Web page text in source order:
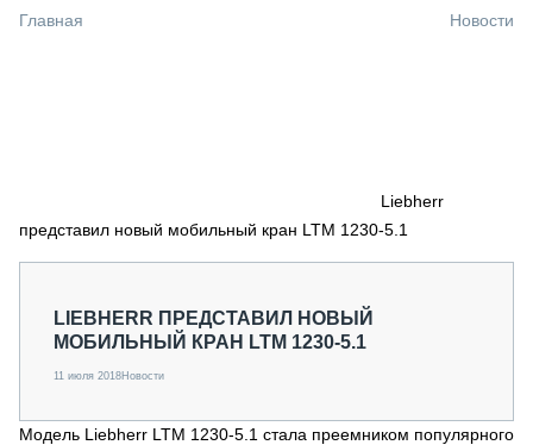
СПЕЦПРОЕКТЫ
О ПРОЕКТЕ
Главная Новости
Liebherr
представил новый мобильный кран LTM 1230-5.1
LIEBHERR ПРЕДСТАВИЛ НОВЫЙ
МОБИЛЬНЫЙ КРАН LTM 1230-5.1
11 июля 2018Новости
Модель Liebherr LTM 1230-5.1 стала преемником популярного